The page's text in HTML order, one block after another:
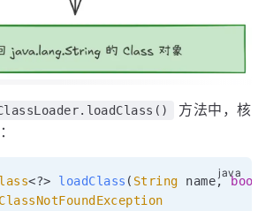
方法中，核
<?> loadClass ( String name,
ClassNotFoundException